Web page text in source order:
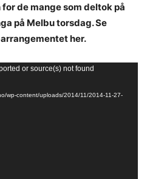
de mange som deltok på
på Melbu torsdag. Se
her.
or source(s) not found
wp-content/uploads/2014/11/2014-11-27-